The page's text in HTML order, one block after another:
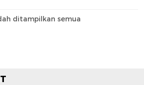
ditampilkan semua